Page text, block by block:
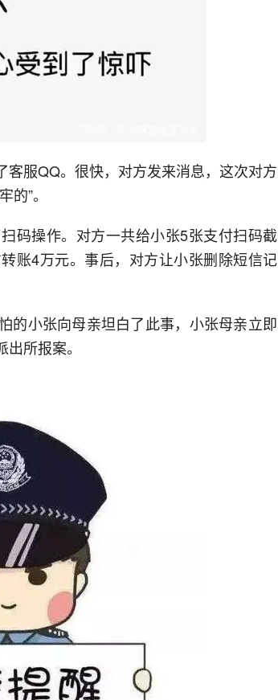
服QQ。很快，对方发来消息，这次对方
”。
码操作。对方一共给小张5张支付扫码截
账4万元。事后，对方让小张删除短信记
的小张向母亲坦白了此事，小张母亲立即
所报案。